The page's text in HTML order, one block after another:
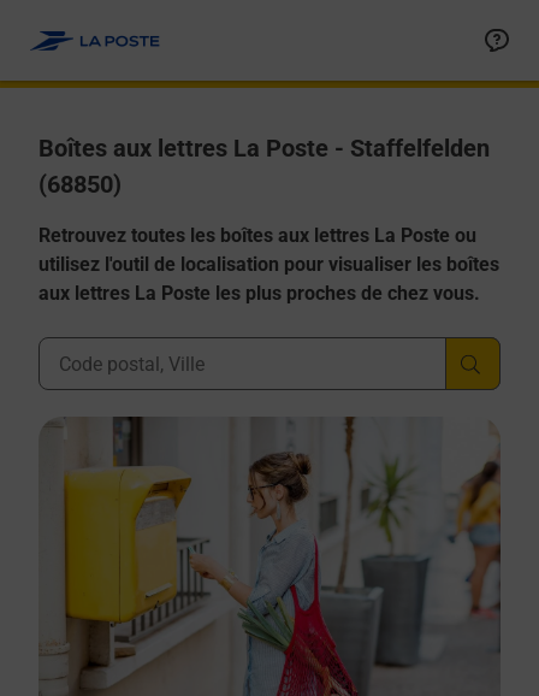
Boîtes aux lettres La Poste - Staffelfelden
(68850)
Retrouvez toutes les boîtes aux lettres La Poste ou
utilisez l'outil de localisation pour visualiser les boîtes
aux lettres La Poste les plus proches de chez vous.
Ville, Département, Code Postal